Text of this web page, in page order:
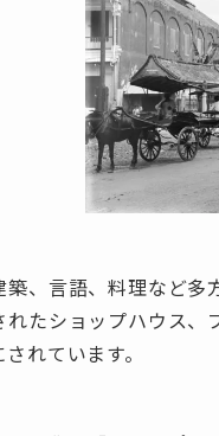
築、言語、料理など
れたショップハウス
れています。